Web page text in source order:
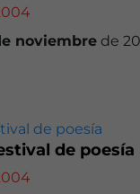
noviembre de
de poesía